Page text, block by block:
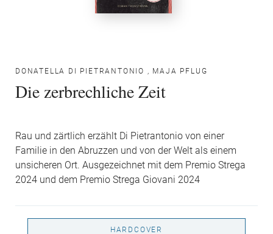
DONATELLA DI PIETRANTONIO , MAJA PFLUG
Die zerbrechliche Zeit
Rau und zärtlich erzählt Di Pietrantonio von einer
Familie in den Abruzzen und von der Welt als einem
unsicheren Ort. Ausgezeichnet mit dem Premio Strega
2024 und dem Premio Strega Giovani 2024
HARDCOVER